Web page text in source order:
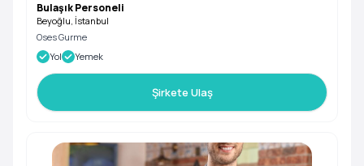
Bulaşık Personeli
Beyoğlu, İstanbul
Oses Gurme
Yol
Yemek
Şirkete Ulaş